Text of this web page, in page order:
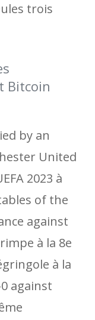
trois
Bitcoin
by an
United
2023 à
of the
against
à la 8e
à la
against